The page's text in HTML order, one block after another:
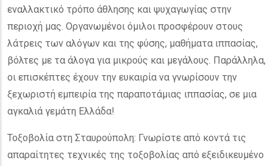
εναλλακτικό τρόπο άθλησης και ψυχαγωγίας στην
περιοχή μας. Οργανωμένοι όμιλοι προσφέρουν στους
λάτρεις των αλόγων και της φύσης, μαθήματα ιππασίας,
βόλτες με τα άλογα για μικρούς και μεγάλους. Παράλληλα,
οι επισκέπτες έχουν την ευκαιρία να γνωρίσουν την
ξεχωριστή εμπειρία της παραποτάμιας ιππασίας, σε μια
αγκαλιά γεμάτη Ελλάδα!
Τοξοβολία στη Σταυρούπολη: Γνωρίστε από κοντά τις
απαραίτητες τεχνικές της τοξοβολίας από εξειδικευμένο